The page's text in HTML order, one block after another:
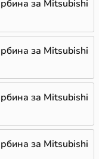
за Mitsubishi
за Mitsubishi
за Mitsubishi
за Mitsubishi